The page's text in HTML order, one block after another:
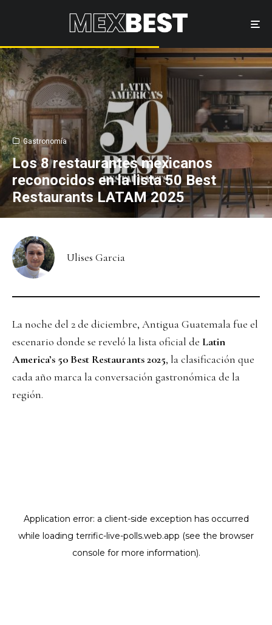
Gastronomía
Los 8 restaurantes mexicanos
reconocidos en la lista 50 Best
Restaurants LATAM 2025
Ulises Garcia
La noche del 2 de diciembre, Antigua Guatemala fue el
escenario donde se reveló la lista oficial de Latin
America’s 50 Best Restaurants 2025, la clasificación que
cada año marca la conversación gastronómica de la
región.